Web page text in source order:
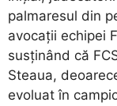
palmaresul din
avocații echipei
susținând că
Steaua,
evoluat în